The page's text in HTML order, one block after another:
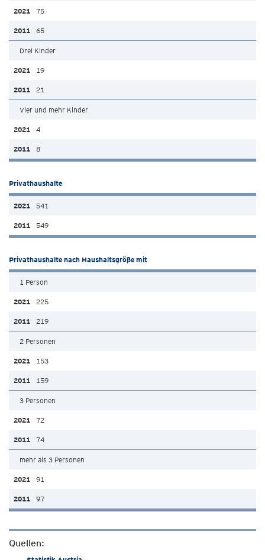
75
65
Drei Kinder
19
21
Vier und mehr Kinder
4
8
Privathaushalte
541
549
Privathaushalte nach Haushaltsgröße mit
1 Person
225
219
2 Personen
153
159
3 Personen
72
74
mehr als 3 Personen
91
97
Quellen: